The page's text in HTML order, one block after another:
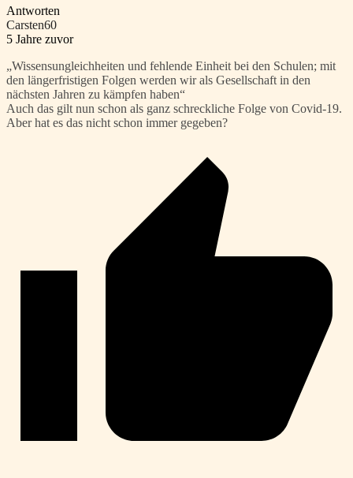
Antworten
Carsten60
5 Jahre zuvor
„Wissensungleichheiten und fehlende Einheit bei den Schulen; mit
den längerfristigen Folgen werden wir als Gesellschaft in den
nächsten Jahren zu kämpfen haben“
Auch das gilt nun schon als ganz schreckliche Folge von Covid-19.
Aber hat es das nicht schon immer gegeben?